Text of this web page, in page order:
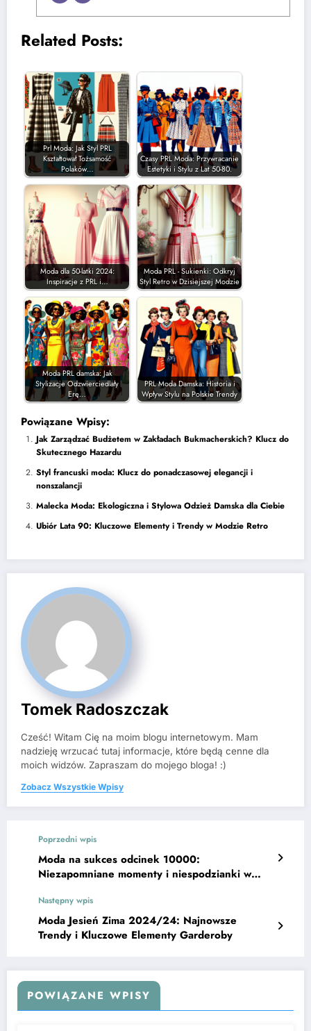
Related Posts:
Prl Moda: Jak Styl PRL
Kształtował Tożsamość
Polaków…
Czasy PRL Moda: Przywracanie
Estetyki i Stylu z Lat 50-80.
Moda dla 50-latki 2024:
Inspiracje z PRL i…
Moda PRL - Sukienki: Odkryj
Styl Retro w Dzisiejszej Modzie
Moda PRL damska: Jak
Stylizacje Odzwierciedlały
Erę…
PRL Moda Damska: Historia i
Wpływ Stylu na Polskie Trendy
Powiązane Wpisy:
Jak Zarządzać Budżetem w Zakładach Bukmacherskich? Klucz do
Skutecznego Hazardu
Styl francuski moda: Klucz do ponadczasowej elegancji i
nonszalancji
Malecka Moda: Ekologiczna i Stylowa Odzież Damska dla Ciebie
Ubiór Lata 90: Kluczowe Elementy i Trendy w Modzie Retro
Tomek Radoszczak
Cześć! Witam Cię na moim blogu internetowym. Mam
nadzieję wrzucać tutaj informacje, które będą cenne dla
moich widzów. Zapraszam do mojego bloga! :)
Zobacz Wszystkie Wpisy
Poprzedni wpis
Moda na sukces odcinek 10000:
Niezapomniane momenty i niespodzianki w
Następny wpis
Moda Jesień Zima 2024/24: Najnowsze
Trendy i Kluczowe Elementy Garderoby
POWIĄZANE WPISY